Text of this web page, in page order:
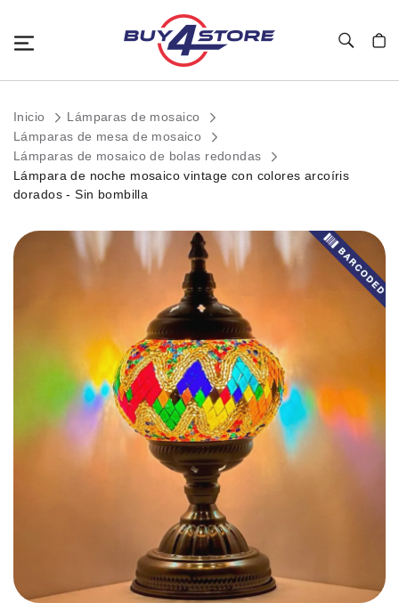
Inicio
Lámparas de mosaico
Lámparas de mesa de mosaico
Lámparas de mosaico de bolas redondas
Lámpara de noche mosaico vintage con colores arcoíris
dorados - Sin bombilla
Saltar
al